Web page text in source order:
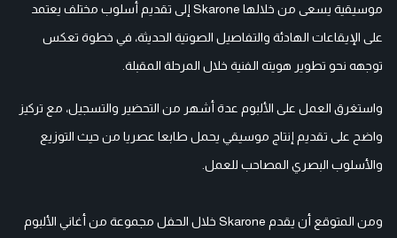
موسيقية يسعى من خلالها Skarone إلى تقديم أسلوب مختلف يعتمد
على الإيقاعات الهادئة والتفاصيل الصوتية الحديثة، في خطوة تعكس
توجهه نحو تطوير هويته الفنية خلال المرحلة المقبلة.
واستغرق العمل على الألبوم عدة أشهر من التحضير والتسجيل، مع تركيز
واضح على تقديم إنتاج موسيقي يحمل طابعا عصريا من حيث التوزيع
والأسلوب البصري المصاحب للعمل.
ومن المتوقع أن يقدم Skarone خلال الحفل مجموعة من أغاني الألبوم